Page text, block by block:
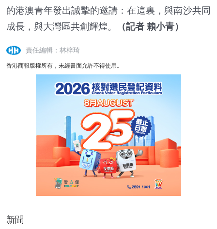
的港澳青年發出誠摯的邀請：在這裏，與南沙共同
成長，與大灣區共創輝煌。
（記者 賴小青）
責任編輯：林梓琦
香港商報版權所有，未經書面允許不得使用。
新聞